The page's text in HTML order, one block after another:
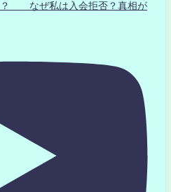
？ なぜ私は入会拒否？真相が